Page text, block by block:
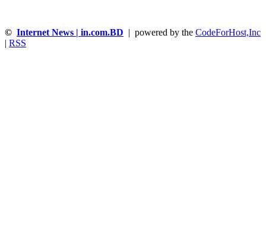
© Internet News | in.com.BD | powered by the CodeForHost,Inc
| RSS